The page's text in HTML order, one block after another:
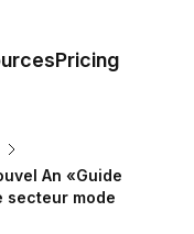
Pricing
An «Guide
secteur mode